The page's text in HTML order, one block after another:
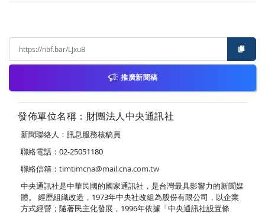
推廣新聞稿
發佈單位名稱：財團法人中央通訊社
新聞聯絡人：訊息服務核稿員
聯絡電話：02-25051180
聯絡信箱： timtimcna@mail.cna.com.tw
中央通訊社是中華民國的國家通訊社，是台灣最具影響力的新聞媒
體。 經歷組織改造，1973年中央社改組為股份有限公司，以企業
方式經營；隨著民主化發展，1996年依據「中央通訊社設置條